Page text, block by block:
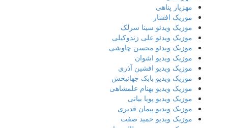
مهزیار پناهی
موزیک افشار
موزیک ویدئو سینا سرلک
موزیک ویدئو علی زندوکیلی
موزیک ویدئو محسن چاوشی
موزیک ویدیو اشوان
موزیک ویدیو افشین آذری
موزیک ویدیو بابک جهانبخش
موزیک ویدیو بهنام علمشاهی
موزیک ویدیو پویا بیاتی
موزیک ویدیو پیمان قدیری
موزیک ویدیو حمید صفت